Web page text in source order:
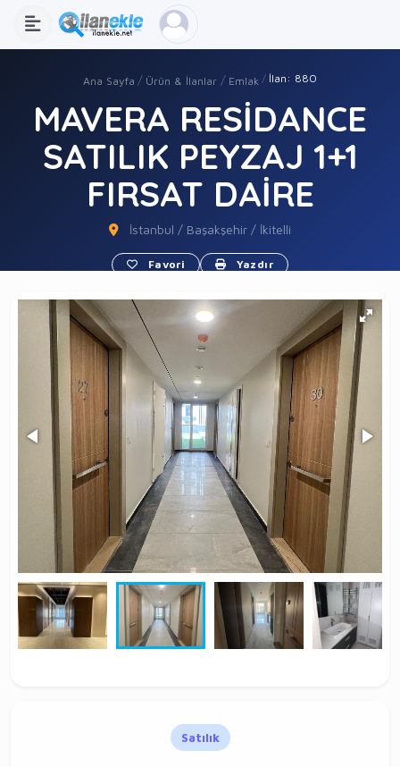
Ana Sayfa Ürün & İlanlar Emlak İlan: 880
MAVERA RESİDANCE
SATILIK PEYZAJ 1+1
FIRSAT DAİRE
İstanbul / Başakşehir / İkitelli
Favori Yazdır
Satılık